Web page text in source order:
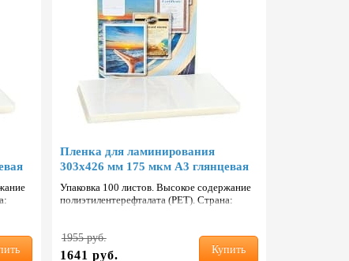
Пленка для ламинирования
303х426 мм 175 мкм А3 глянцевая
Упаковка 100 листов. Высокое содержание
полиэтилентерефталата (PET). Страна:
1955 руб.
1641 руб. Купить